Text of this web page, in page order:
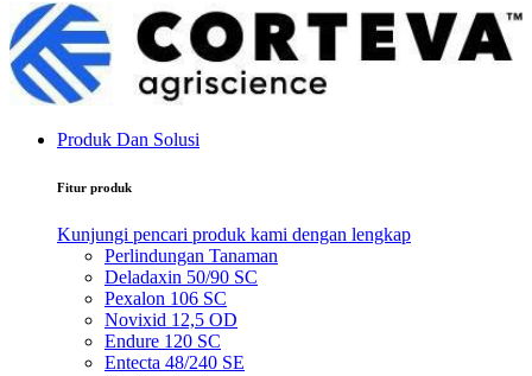
Produk Dan Solusi
Fitur produk
Kunjungi pencari produk kami dengan lengkap
Perlindungan Tanaman
Deladaxin 50/90 SC
Pexalon 106 SC
Novixid 12,5 OD
Endure 120 SC
Entecta 48/240 SE